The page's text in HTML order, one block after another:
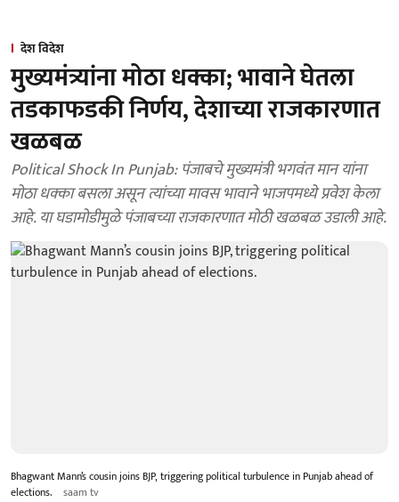
देश विदेश
मुख्यमंत्र्यांना मोठा धक्का; भावाने घेतला
तडकाफडकी निर्णय, देशाच्या राजकारणात
खळबळ
Political Shock In Punjab: पंजाबचे मुख्यमंत्री भगवंत मान यांना
मोठा धक्का बसला असून त्यांच्या मावस भावाने भाजपमध्ये प्रवेश केला
आहे. या घडामोडीमुळे पंजाबच्या राजकारणात मोठी खळबळ उडाली आहे.
Bhagwant Mann’s cousin joins BJP, triggering political turbulence in Punjab ahead of
elections.
saam tv